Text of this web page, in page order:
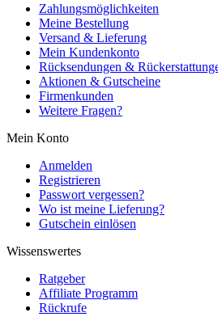
Zahlungsmöglichkeiten
Meine Bestellung
Versand & Lieferung
Mein Kundenkonto
Rücksendungen &
Aktionen & Gutscheine
Firmenkunden
Weitere Fragen?
Mein Konto
Anmelden
Registrieren
Passwort vergessen?
Wo ist meine Lieferung?
Gutschein einlösen
Wissenswertes
Ratgeber
Affiliate Programm
Rückrufe